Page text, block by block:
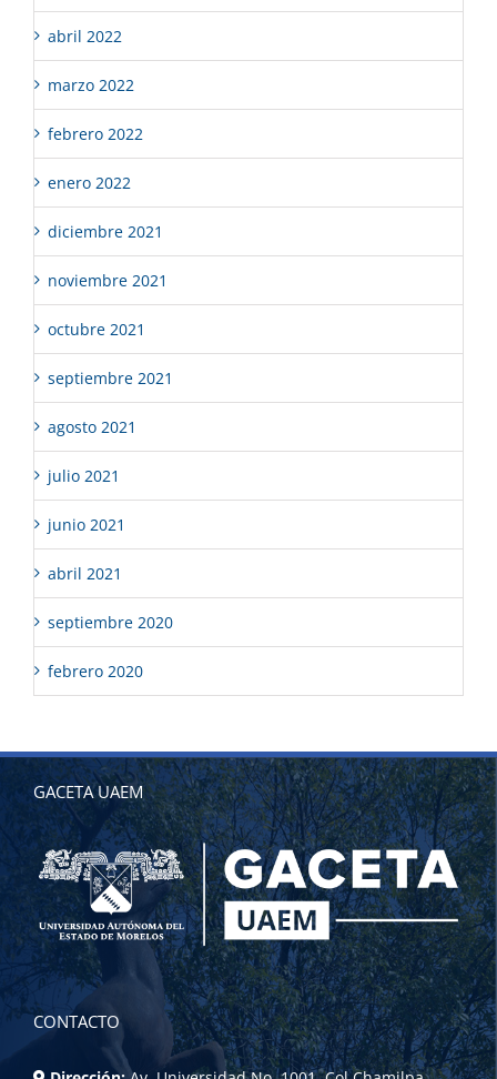
abril 2022
marzo 2022
febrero 2022
enero 2022
diciembre 2021
noviembre 2021
octubre 2021
septiembre 2021
agosto 2021
julio 2021
junio 2021
abril 2021
septiembre 2020
febrero 2020
GACETA UAEM
CONTACTO